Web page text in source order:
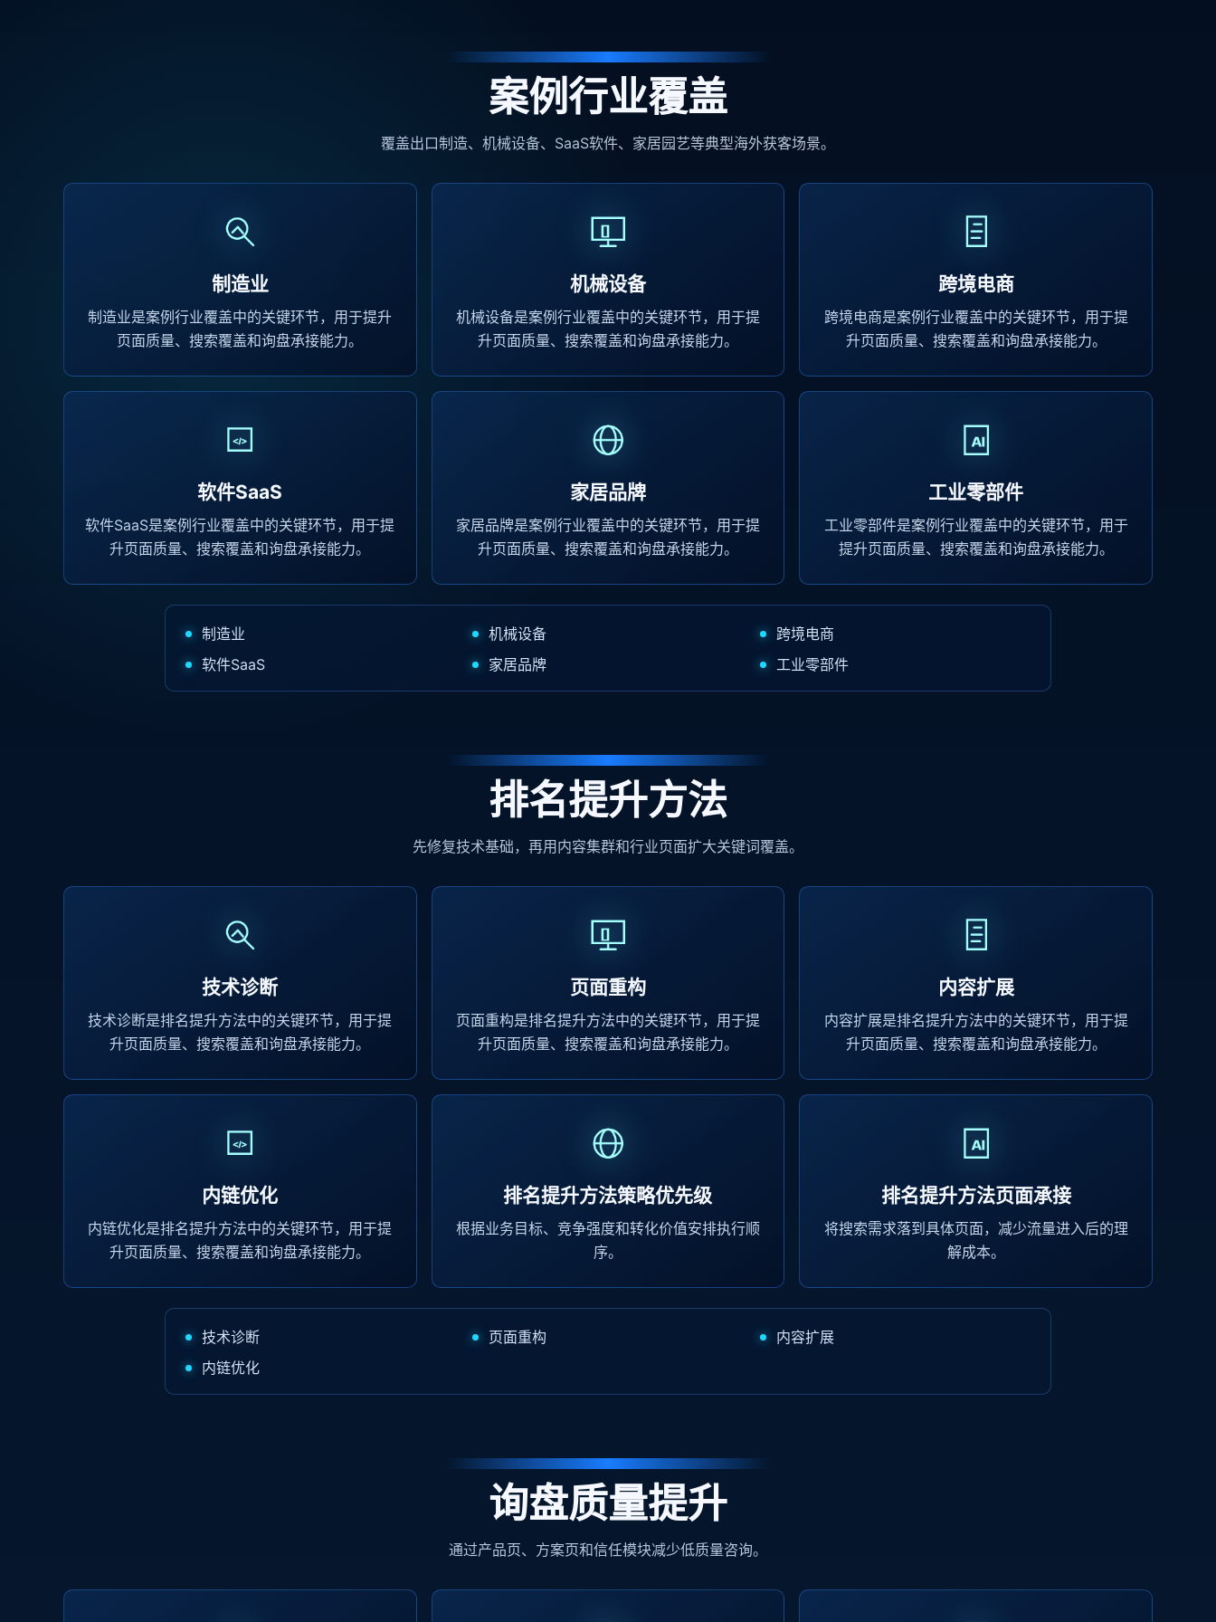
案例行业覆盖
覆盖出口制造、机械设备、SaaS软件、家居园艺等典型海外获客场景。
制造业
制造业是案例行业覆盖中的关键环节，用于提升
页面质量、搜索覆盖和询盘承接能力。
机械设备
机械设备是案例行业覆盖中的关键环节，用于提
升页面质量、搜索覆盖和询盘承接能力。
跨境电商
跨境电商是案例行业覆盖中的关键环节，用于提
升页面质量、搜索覆盖和询盘承接能力。
软件SaaS
软件SaaS是案例行业覆盖中的关键环节，用于提
升页面质量、搜索覆盖和询盘承接能力。
家居品牌
家居品牌是案例行业覆盖中的关键环节，用于提
升页面质量、搜索覆盖和询盘承接能力。
工业零部件
工业零部件是案例行业覆盖中的关键环节，用于
提升页面质量、搜索覆盖和询盘承接能力。
制造业 机械设备
跨境电商
软件SaaS
家居品牌 工业零部件
排名提升方法
先修复技术基础，再用内容集群和行业页面扩大关键词覆盖。
技术诊断
技术诊断是排名提升方法中的关键环节，用于提
升页面质量、搜索覆盖和询盘承接能力。
页面重构
页面重构是排名提升方法中的关键环节，用于提
升页面质量、搜索覆盖和询盘承接能力。
内容扩展
内容扩展是排名提升方法中的关键环节，用于提
升页面质量、搜索覆盖和询盘承接能力。
内链优化
内链优化是排名提升方法中的关键环节，用于提
升页面质量、搜索覆盖和询盘承接能力。
排名提升方法策略优先级
根据业务目标、竞争强度和转化价值安排执行顺
序。
排名提升方法页面承接
将搜索需求落到具体页面，减少流量进入后的理
解成本。
技术诊断 页面重构
内容扩展
内链优化
询盘质量提升
通过产品页、方案页和信任模块减少低质量咨询。